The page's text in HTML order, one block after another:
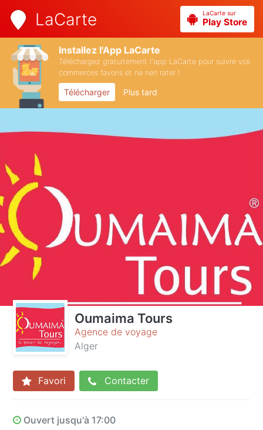
LaCarte LaCarte sur
Play Store
Installez l'App LaCarte
Téléchargez gratuitement l'app LaCarte pour suivre vos
commerces favoris et ne rien rater !
Télécharger Plus tard
Oumaima Tours
Agence de voyage
Alger
Favori Contacter
Ouvert jusqu'à 17:00